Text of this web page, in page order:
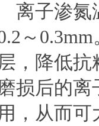
离子渗氮
～
层，降低抗
损后的
，从而